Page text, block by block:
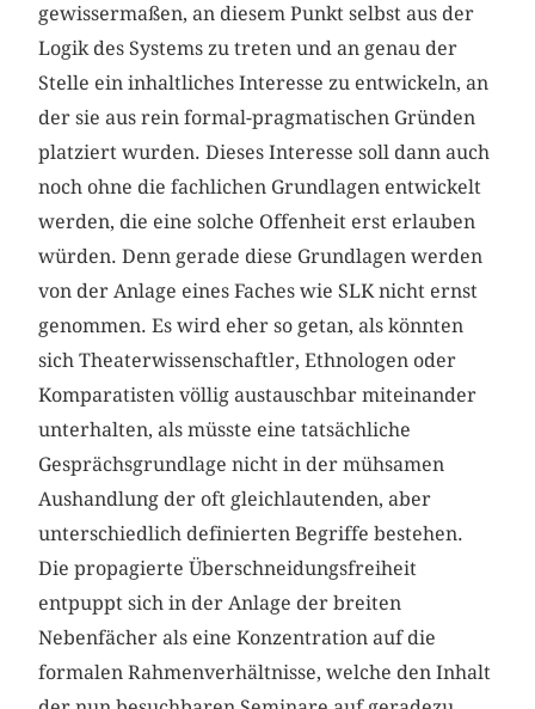
gewissermaßen, an diesem Punkt selbst aus der
Logik des Systems zu treten und an genau der
Stelle ein inhaltliches Interesse zu entwickeln, an
der sie aus rein formal-pragmatischen Gründen
platziert wurden. Dieses Interesse soll dann auch
noch ohne die fachlichen Grundlagen entwickelt
werden, die eine solche Offenheit erst erlauben
würden. Denn gerade diese Grundlagen werden
von der Anlage eines Faches wie SLK nicht ernst
genommen. Es wird eher so getan, als könnten
sich Theaterwissenschaftler, Ethnologen oder
Komparatisten völlig austauschbar miteinander
unterhalten, als müsste eine tatsächliche
Gesprächsgrundlage nicht in der mühsamen
Aushandlung der oft gleichlautenden, aber
unterschiedlich definierten Begriffe bestehen.
Die propagierte Überschneidungsfreiheit
entpuppt sich in der Anlage der breiten
Nebenfächer als eine Konzentration auf die
formalen Rahmenverhältnisse, welche den Inhalt